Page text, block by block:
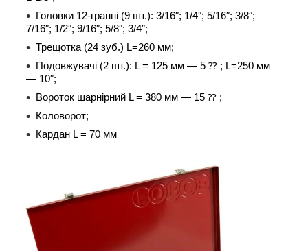
Головки 12-гранні (9 шт.): 3/16″; 1/4″; 5/16″; 3/8″;
7/16″; 1/2″; 9/16″; 5/8″; 3/4″;
Трещотка (24 зуб.) L=260 мм;
Подовжувачі (2 шт.): L = 125 мм — 5 ⁇ ; L=250 мм
— 10″;
Вороток шарнірний L = 380 мм — 15 ⁇ ;
Коловорот;
Кардан L = 70 мм